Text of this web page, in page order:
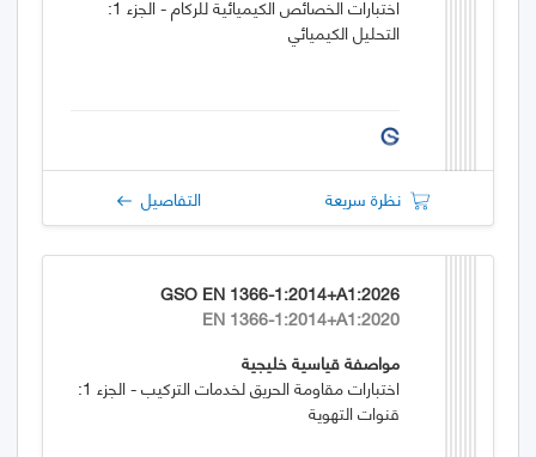
اختبارات الخصائص الكيميائية للركام - الجزء 1:
التحليل الكيميائي
نظرة سريعة التفاصيل
GSO EN 1366-1:2014+A1:2026
EN 1366-1:2014+A1:2020
مواصفة قياسية خليجية
اختبارات مقاومة الحريق لخدمات التركيب - الجزء 1:
قنوات التهوية